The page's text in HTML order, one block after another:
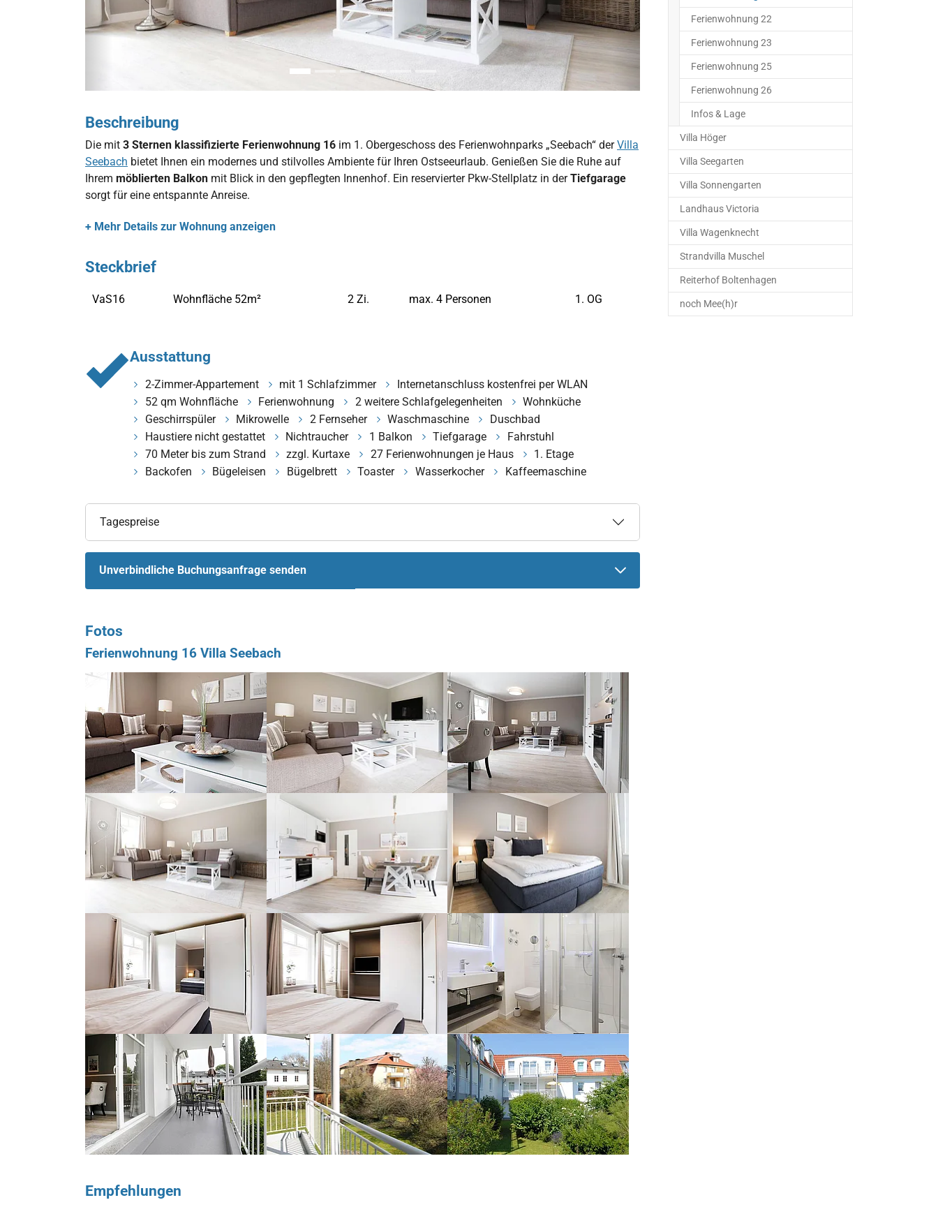
Beschreibung
Die mit 3 Sternen klassifizierte Ferienwohnung 16 im 1. Obergeschoss des Ferienwohnparks „Seebach“ derVilla
Seebach bietet Ihnen ein modernes und stilvolles Ambiente für Ihren Ostseeurlaub. Genießen Sie die Ruhe auf
Ihrem möblierten Balkon mit Blick in den gepflegten Innenhof. Ein reservierter Pkw-Stellplatz in derTiefgarage
sorgt für eine entspannte Anreise.
+ Mehr Details zur Wohnung anzeigen
Steckbrief
VaS16 Wohnfläche 52m² 2 Zi. max. 4 Personen 1. OG
Ausstattung
2-Zimmer-Appartement mit 1 Schlafzimmer
Internetanschluss kostenfrei per WLAN
52 qm Wohnfläche
Ferienwohnung 2 weitere Schlafgelegenheiten
Wohnküche
Geschirrspüler
Mikrowelle 2 Fernseher Waschmaschine
Duschbad
Haustiere nicht gestattet
Nichtraucher 1 Balkon Tiefgarage
Fahrstuhl
70 Meter bis zum Strand
zzgl. Kurtaxe 27 Ferienwohnungen je Haus
1. Etage
Backofen
Bügeleisen Bügelbrett Toaster Wasserkocher Kaffeemaschine
Tagespreise
Unverbindliche Buchungsanfrage senden
Fotos
Ferienwohnung 16 Villa Seebach
Show larger version for: Show larger version for: Show larger version for:
Show larger version for: Show larger version for: Show larger version for:
Show larger version for: Show larger version for: Show larger version for:
Show larger version for: Show larger version for: Show larger version for:
Empfehlungen
Ferienwohnung 22
Ferienwohnung 23
Ferienwohnung 25
Ferienwohnung 26
Infos & Lage
Villa Höger
Villa Seegarten
Villa Sonnengarten
Landhaus Victoria
Villa Wagenknecht
Strandvilla Muschel
Reiterhof Boltenhagen
noch Mee(h)r